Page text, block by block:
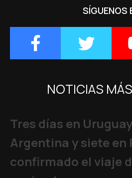
SÍGUENOS
NOTICIAS
Tres días en
Argentina y siete en
confirmado el viaje